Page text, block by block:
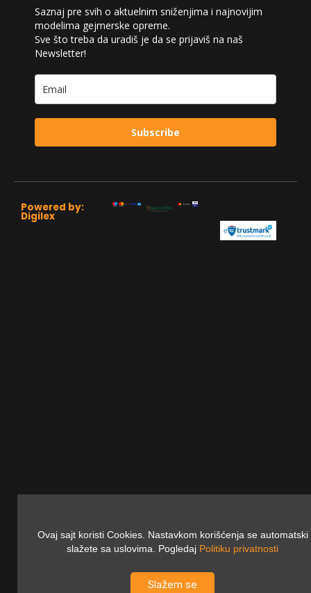
Saznaj pre svih o aktuelnim sniženjima i najnovijim
modelima gejmerske opreme.
Sve što treba da uradiš je da se prijaviš na naš
Newsletter!
Subscribe
Powered by:
Digilex
Ovaj sajt koristi Cookies. Nastavkom korišćenja se automatski
slažete sa uslovima. Pogledaj Politiku privatnosti
Slažem se